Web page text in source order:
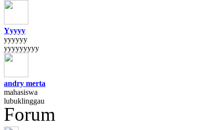
Yyyyy
yyyyyy
yyyyyyyyy
andry merta
mahasiswa
lubuklinggau
Forum